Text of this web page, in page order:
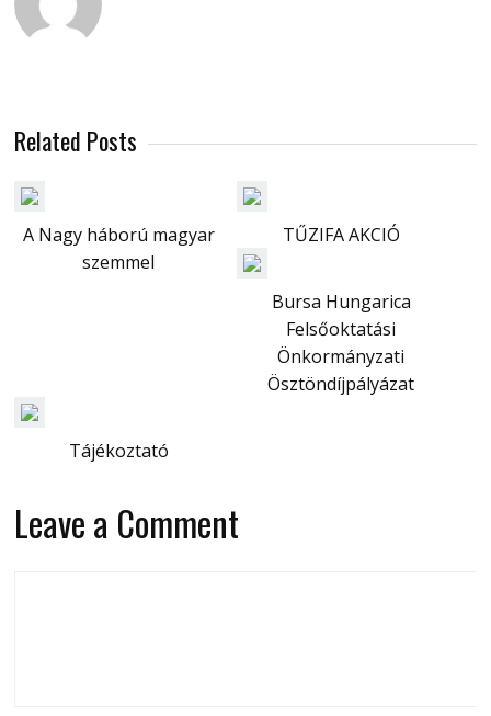
Related Posts
A Nagy háború magyar
szemmel
TŰZIFA AKCIÓ
Bursa Hungarica
Felsőoktatási
Önkormányzati
Ösztöndíjpályázat
Tájékoztató
Leave a Comment